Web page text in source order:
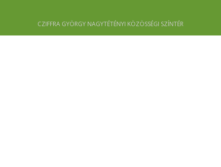
CZIFFRA GYÖRGY NAGYTÉTÉNYI KÖZÖSSÉGI SZÍNTÉR